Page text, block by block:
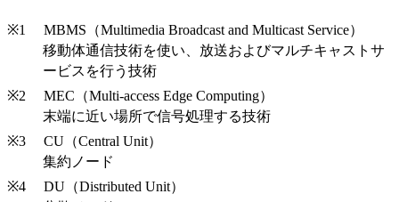
MBMS（Multimedia Broadcast and Multicast Service）
移動体通信技術を使い、放送およびマルチキャストサ
ービスを行う技術
MEC（Multi-access Edge Computing）
末端に近い場所で信号処理する技術
CU（Central Unit）
集約ノード
DU（Distributed Unit）